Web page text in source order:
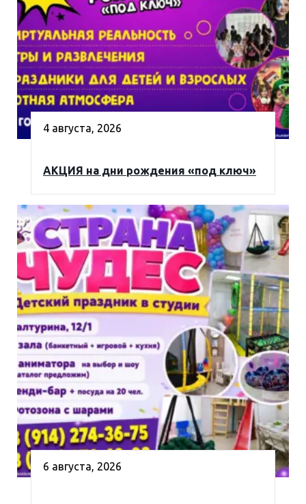
4 августа, 2026
АКЦИЯ на дни рождения «под ключ»
6 августа, 2026